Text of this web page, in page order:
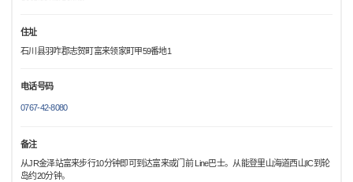
住址
石川县羽咋郡志贺町富来领家町甲59番地1
电话号码
0767-42-8080
备注
从JR金泽站富来步行10分钟即可到达富来或门前 Line巴士。从能登里山海道西山IC到轮
岛约20分钟。